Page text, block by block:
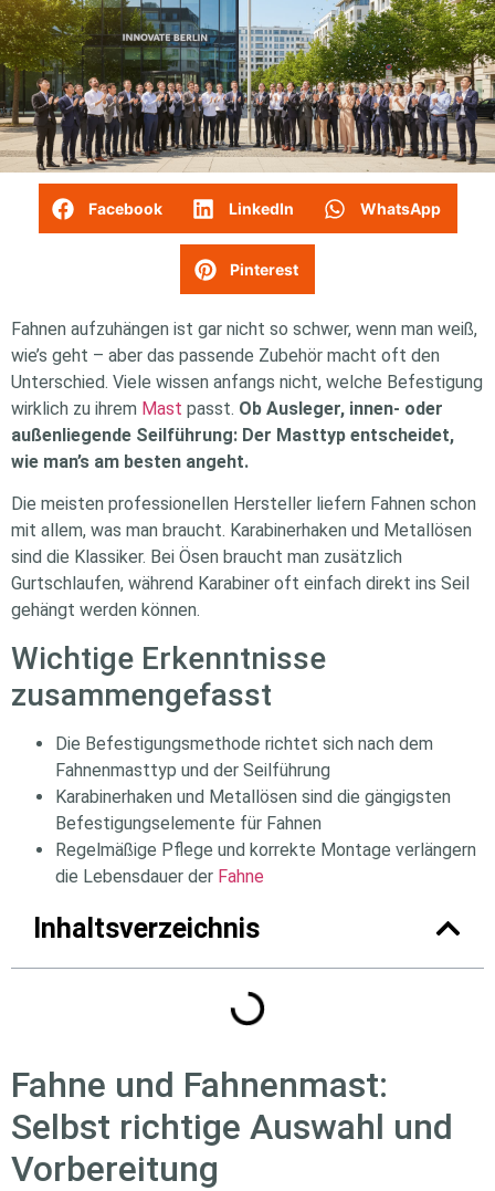
Facebook LinkedIn WhatsApp
Pinterest
Fahnen aufzuhängen ist gar nicht so schwer, wenn man weiß,
wie’s geht – aber das passende Zubehör macht oft den
Unterschied. Viele wissen anfangs nicht, welche Befestigung
wirklich zu ihrem Mast passt. Ob Ausleger, innen- oder
außenliegende Seilführung: Der Masttyp entscheidet,
wie man’s am besten angeht.
Die meisten professionellen Hersteller liefern Fahnen schon
mit allem, was man braucht. Karabinerhaken und Metallösen
sind die Klassiker. Bei Ösen braucht man zusätzlich
Gurtschlaufen, während Karabiner oft einfach direkt ins Seil
gehängt werden können.
Wichtige Erkenntnisse
zusammengefasst
Die Befestigungsmethode richtet sich nach dem
Fahnenmasttyp und der Seilführung
Karabinerhaken und Metallösen sind die gängigsten
Befestigungselemente für Fahnen
Regelmäßige Pflege und korrekte Montage verlängern
die Lebensdauer der Fahne
Inhaltsverzeichnis
Fahne und Fahnenmast:
Selbst richtige Auswahl und
Vorbereitung